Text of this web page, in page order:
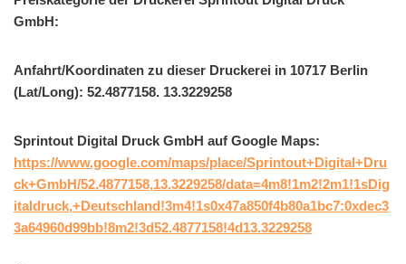
GmbH:
Anfahrt/Koordinaten zu dieser Druckerei in 10717 Berlin
(Lat/Long): 52.4877158. 13.3229258
Sprintout Digital Druck GmbH auf Google Maps:
https://www.google.com/maps/place/Sprintout+Digital+Dru
ck+GmbH/52.4877158,13.3229258/data=4m8!1m2!2m1!1sDig
italdruck,+Deutschland!3m4!1s0x47a850f4b80a1bc7:0xdec3
3a64960d99bb!8m2!3d52.4877158!4d13.3229258